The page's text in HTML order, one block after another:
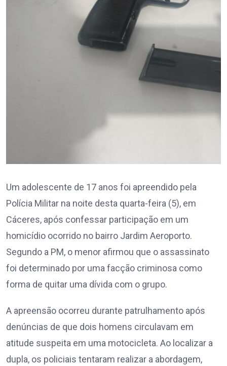
Um adolescente de 17 anos foi apreendido pela
Polícia Militar na noite desta quarta-feira (5), em
Cáceres, após confessar participação em um
homicídio ocorrido no bairro Jardim Aeroporto.
Segundo a PM, o menor afirmou que o assassinato
foi determinado por uma facção criminosa como
forma de quitar uma dívida com o grupo.
A apreensão ocorreu durante patrulhamento após
denúncias de que dois homens circulavam em
atitude suspeita em uma motocicleta. Ao localizar a
dupla, os policiais tentaram realizar a abordagem,